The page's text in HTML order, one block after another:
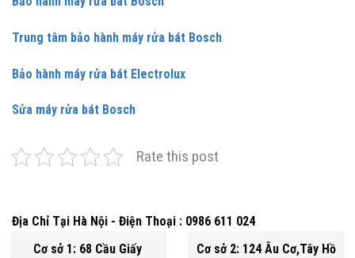
Trung tâm bảo hành máy rửa bát Bosch
Bảo hành máy rửa bát Electrolux
Sửa máy rửa bát Bosch
Rate this post
Địa Chỉ Tại Hà Nội - Điện Thoại : 0986 611 024
Cơ sở 1: 68 Cầu Giấy
Cơ sở 2: 124 Âu Cơ,Tây Hồ